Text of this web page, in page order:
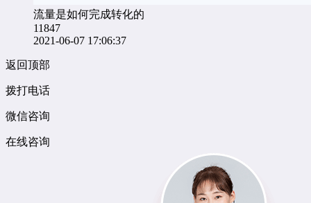
流量是如何完成转化的
11847
2021-06-07 17:06:37
返回顶部
拨打电话
微信咨询
在线咨询